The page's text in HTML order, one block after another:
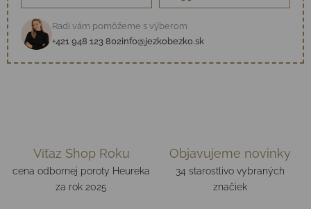
Radi vám pomôžeme s výberom
+421 948 123 802info@jezkobezko.sk
Víťaz Shop Roku
cena odbornej poroty Heureka
za rok 2025
Objavujeme novinky
34 starostlivo vybraných
značiek